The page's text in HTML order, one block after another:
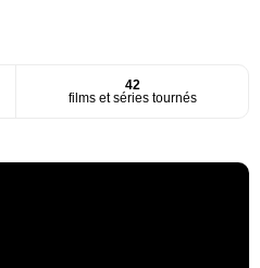
42
films et séries tournés